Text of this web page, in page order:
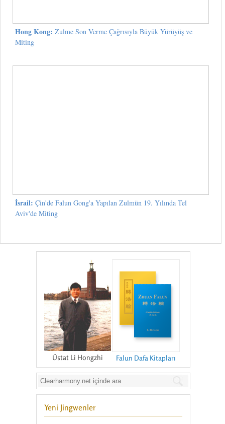
Hong Kong: Zulme Son Verme Çağrısıyla Büyük Yürüyüş ve
Miting
İsrail: Çin'de Falun Gong'a Yapılan Zulmün 19. Yılında Tel
Aviv'de Miting
Üstat Li Hongzhi Falun Dafa Kitapları
Yeni Jingwenler